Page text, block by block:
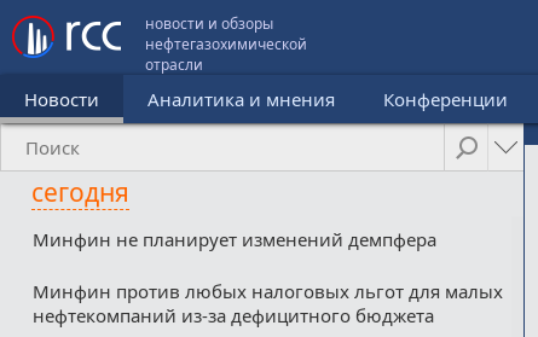
новости и обзоры
нефтегазохимической
отрасли
Новости Аналитика и мнения Конференции
сегодня
Минфин не планирует изменений демпфера
Минфин против любых налоговых льгот для малых
нефтекомпаний из-за дефицитного бюджета